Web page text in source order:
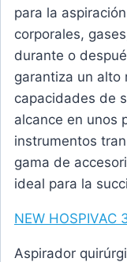
para la
corporales,
durante o
garantiza un alto
capacidades de
alcance en unos
instrumentos
gama de
ideal para la
NEW HOSPIVAC
Aspirador